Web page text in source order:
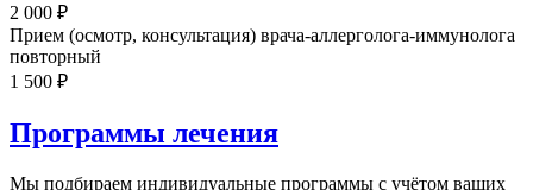
2 000 ₽
Прием (осмотр, консультация) врача-аллерголога-иммунолога
повторный
1 500 ₽
Программы лечения
Мы подбираем индивидуальные программы с учётом ваших